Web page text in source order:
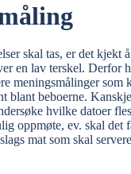
skal tas, er det kjekt
en lav terskel. Derfor
meningsmålinger som
blant beboerne.
hvilke datoer
oppmøte, ev. skal det
mat som skal